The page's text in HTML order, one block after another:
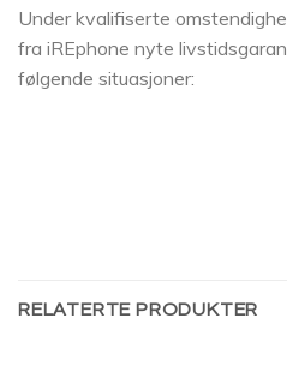
Under kvalifiserte
fra iREphone nyte
følgende situasjoner:
RELATERTE PRODUKTER